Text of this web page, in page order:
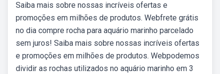
Saiba mais sobre nossas incríveis ofertas e
promoções em milhões de produtos. Webfrete grátis
no dia compre rocha para aquário marinho parcelado
sem juros! Saiba mais sobre nossas incríveis ofertas
e promoções em milhões de produtos. Webpodemos
dividir as rochas utilizados no aquário marinho em 3